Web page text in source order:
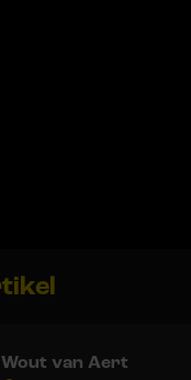
Wout van Aert